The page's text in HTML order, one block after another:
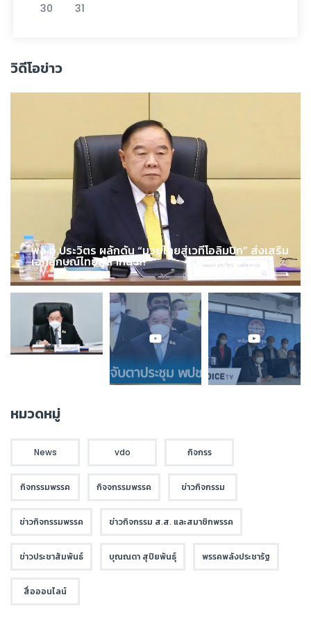
30 31
วิดีโอข่าว
พล.อ.ประวิตร ผลักดัน “มวยไทยสู่เวทีโอลิมปิก” ส่งเสริม
เอกลักษณ์ไทยสู่สากล !!!
หมวดหมู่
News vdo กิจกรร
กิจกรรมพรรค กิจจกรรมพรรค ข่าวกิจกรรม
ข่าวกิจกรรมพรรค ข่าวกิจกรรม ส.ส. และสมาชิกพรรค
ข่าวประชาสัมพันธ์ บุณณดา สุปิยพันธุ์ พรรคพลังประชารัฐ
สื่อออนไลน์